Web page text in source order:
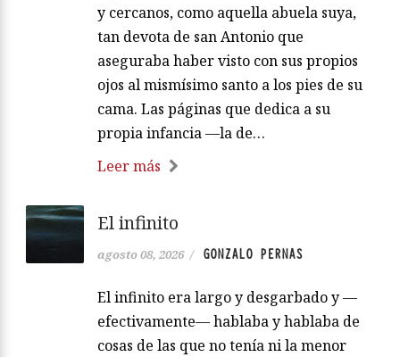
y cercanos, como aquella abuela suya,
tan devota de san Antonio que
aseguraba haber visto con sus propios
ojos al mismísimo santo a los pies de su
cama. Las páginas que dedica a su
propia infancia —la de…
Leer más
El infinito
agosto 08, 2026 / GONZALO PERNAS
El infinito era largo y desgarbado y —
efectivamente— hablaba y hablaba de
cosas de las que no tenía ni la menor